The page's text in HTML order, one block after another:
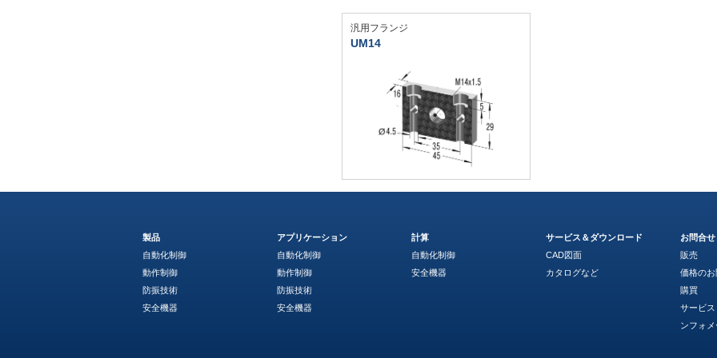
汎用フランジ
UM14
製品
自動化制御
動作制御
防振技術
安全機器
アプリケーション
自動化制御
動作制御
防振技術
安全機器
計算
自動化制御
安全機器
サービス＆ダウンロード
CAD図面
カタログなど
お問合せ
販売
価格の
購買
サービス
ンフォ